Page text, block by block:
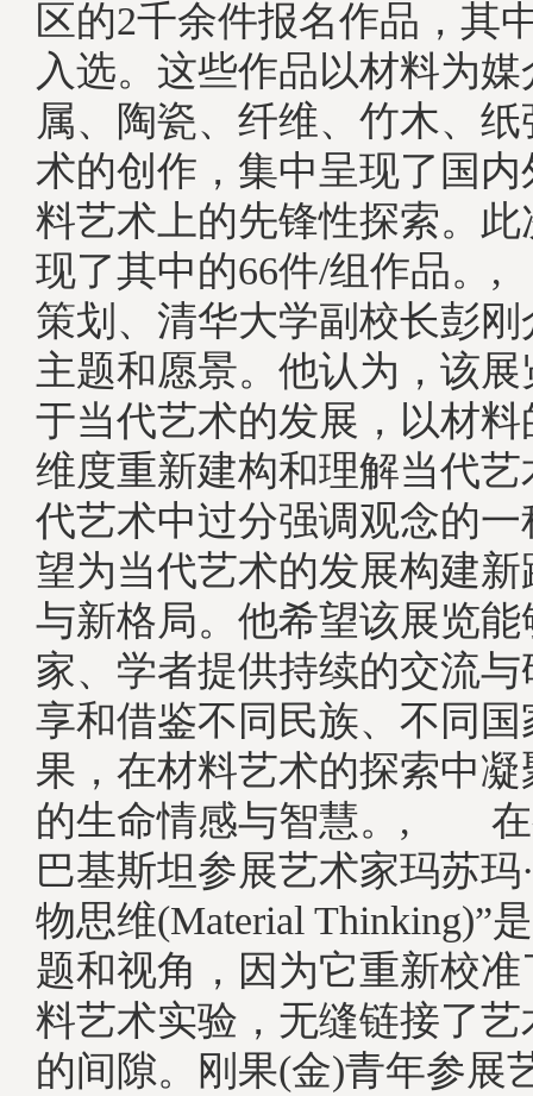
区的2千余件报名作品，其
入选。这些作品以材料为
属、陶瓷、纤维、竹木、
术的创作，集中呈现了国
料艺术上的先锋性探索。
现了其中的66件/组作品
策划、清华大学副校长彭
主题和愿景。他认为，该
于当代艺术的发展，以材
维度重新建构和理解当代
代艺术中过分强调观念的
望为当代艺术的发展构建
与新格局。他希望该展览
家、学者提供持续的交流
享和借鉴不同民族、不同
果，在材料艺术的探索中
的生命情感与智慧。, 在
巴基斯坦参展艺术家玛苏玛
物思维(Material Thinking)”
题和视角，因为它重新校
料艺术实验，无缝链接了
的间隙。刚果(金)青年参展